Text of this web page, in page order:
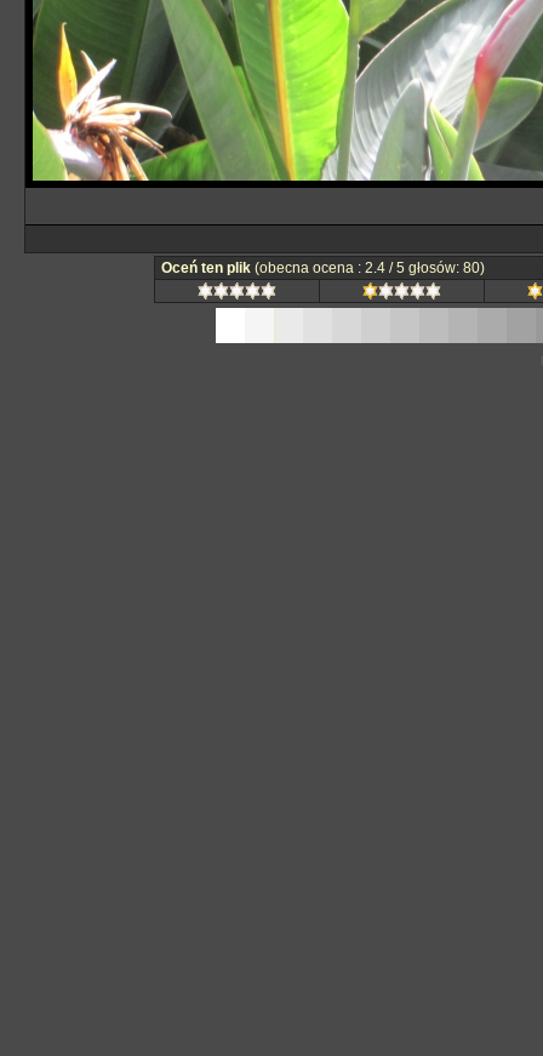
Oceń ten plik (obecna ocena : 2.4 / 5 głosów: 80)